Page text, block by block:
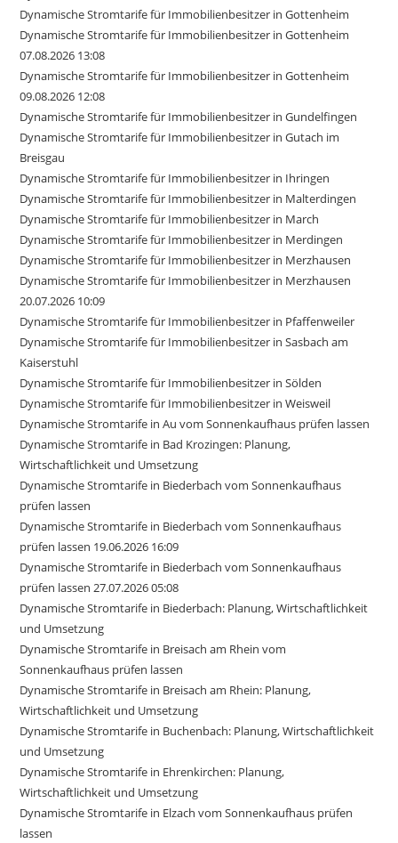
Dynamische Stromtarife für Immobilienbesitzer in Gottenheim
Dynamische Stromtarife für Immobilienbesitzer in Gottenheim
07.08.2026 13:08
Dynamische Stromtarife für Immobilienbesitzer in Gottenheim
09.08.2026 12:08
Dynamische Stromtarife für Immobilienbesitzer in Gundelfingen
Dynamische Stromtarife für Immobilienbesitzer in Gutach im
Breisgau
Dynamische Stromtarife für Immobilienbesitzer in Ihringen
Dynamische Stromtarife für Immobilienbesitzer in Malterdingen
Dynamische Stromtarife für Immobilienbesitzer in March
Dynamische Stromtarife für Immobilienbesitzer in Merdingen
Dynamische Stromtarife für Immobilienbesitzer in Merzhausen
Dynamische Stromtarife für Immobilienbesitzer in Merzhausen
20.07.2026 10:09
Dynamische Stromtarife für Immobilienbesitzer in Pfaffenweiler
Dynamische Stromtarife für Immobilienbesitzer in Sasbach am
Kaiserstuhl
Dynamische Stromtarife für Immobilienbesitzer in Sölden
Dynamische Stromtarife für Immobilienbesitzer in Weisweil
Dynamische Stromtarife in Au vom Sonnenkaufhaus prüfen lassen
Dynamische Stromtarife in Bad Krozingen: Planung,
Wirtschaftlichkeit und Umsetzung
Dynamische Stromtarife in Biederbach vom Sonnenkaufhaus
prüfen lassen
Dynamische Stromtarife in Biederbach vom Sonnenkaufhaus
prüfen lassen 19.06.2026 16:09
Dynamische Stromtarife in Biederbach vom Sonnenkaufhaus
prüfen lassen 27.07.2026 05:08
Dynamische Stromtarife in Biederbach: Planung, Wirtschaftlichkeit
und Umsetzung
Dynamische Stromtarife in Breisach am Rhein vom
Sonnenkaufhaus prüfen lassen
Dynamische Stromtarife in Breisach am Rhein: Planung,
Wirtschaftlichkeit und Umsetzung
Dynamische Stromtarife in Buchenbach: Planung, Wirtschaftlichkeit
und Umsetzung
Dynamische Stromtarife in Ehrenkirchen: Planung,
Wirtschaftlichkeit und Umsetzung
Dynamische Stromtarife in Elzach vom Sonnenkaufhaus prüfen
lassen